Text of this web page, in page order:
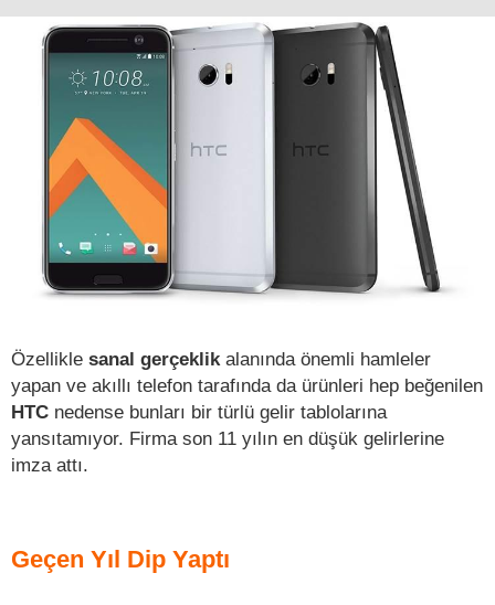
Özellikle sanal gerçeklik alanında önemli hamleler
yapan ve akıllı telefon tarafında da ürünleri hep beğenilen
HTC nedense bunları bir türlü gelir tablolarına
yansıtamıyor. Firma son 11 yılın en düşük gelirlerine
imza attı.
Geçen Yıl Dip Yaptı